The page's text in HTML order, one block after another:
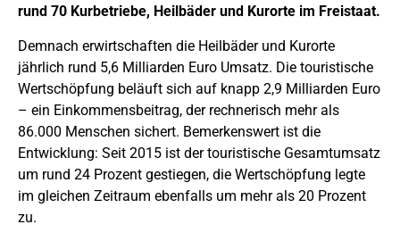
rund 70 Kurbetriebe, Heilbäder und Kurorte im Freistaat.
Demnach erwirtschaften die Heilbäder und Kurorte
jährlich rund 5,6 Milliarden Euro Umsatz. Die touristische
Wertschöpfung beläuft sich auf knapp 2,9 Milliarden Euro
– ein Einkommensbeitrag, der rechnerisch mehr als
86.000 Menschen sichert. Bemerkenswert ist die
Entwicklung: Seit 2015 ist der touristische Gesamtumsatz
um rund 24 Prozent gestiegen, die Wertschöpfung legte
im gleichen Zeitraum ebenfalls um mehr als 20 Prozent
zu.